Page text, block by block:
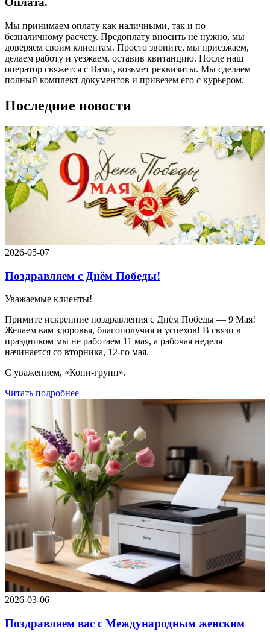
Мы принимаем оплату как наличными, так и по
безналичному расчету. Предоплату вносить не нужно, мы
доверяем своим клиентам. Просто звоните, мы приезжаем,
делаем работу и уезжаем, оставив квитанцию. После наш
оператор свяжется с Вами, возьмет реквизиты. Мы сделаем
полный комплект документов и привезем его с курьером.
Последние новости
2026-05-07
Поздравляем с Днём Победы!
Уважаемые клиенты!
Примите искренние поздравления с Днём Победы — 9 Мая!
Желаем вам здоровья, благополучия и успехов! В связи в
праздником мы не работаем 11 мая, а рабочая неделя
начинается со вторника, 12-го мая.
С уважением, «Копи-групп».
Читать подробнее
2026-03-06
Поздравляем вас с Международным женским